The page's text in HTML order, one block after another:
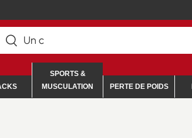
Rechercher
SPORTS &
MUSCULATION
PERTE DE POIDS